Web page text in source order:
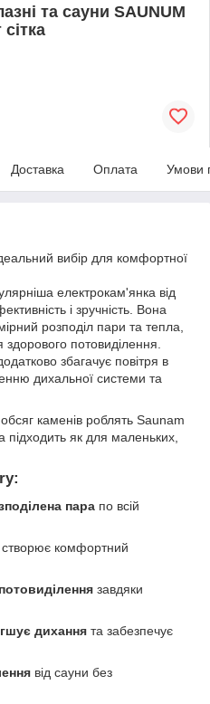
та сауни SAUNUM
Доставка Оплата Умови
вибір для комфортної
електрокам'янка від
і зручність. Вона
розподіл пари та тепла,
потовиділення.
збагачує повітря в
дихальної системи та
каменів роблять Saunam
як для маленьких,
пара по всій
створює комфортний
завдяки
дихання та забезпечує
від сауни без